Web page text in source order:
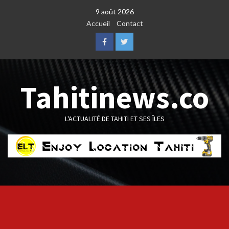
9 août 2026
Accueil
Contact
FacebookTwitter
Tahitinews.co
L'ACTUALITÉ DE TAHITI ET SES ÎLES